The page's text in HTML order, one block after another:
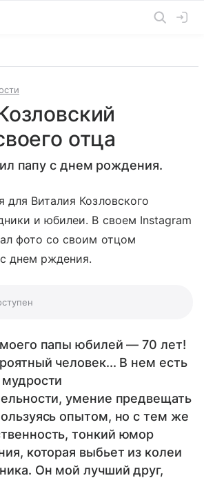
отца
папу с днем рождения.
для Виталия Козловского
и юбилеи. В своем Instagram
фото со своим отцом
днем рждения.
папы юбилей — 70 лет!
человек... В нем есть
умение предвещать
опытом, но с тем же
тонкий юмор
которая выбьет из колеи
Он мой лучший друг,